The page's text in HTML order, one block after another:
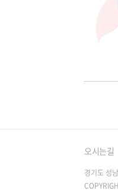
오시는길
경기도 성